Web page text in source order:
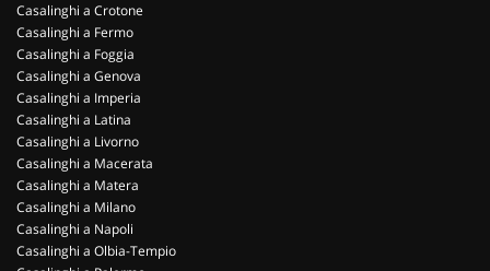
Casalinghi a Crotone
Casalinghi a Fermo
Casalinghi a Foggia
Casalinghi a Genova
Casalinghi a Imperia
Casalinghi a Latina
Casalinghi a Livorno
Casalinghi a Macerata
Casalinghi a Matera
Casalinghi a Milano
Casalinghi a Napoli
Casalinghi a Olbia-Tempio